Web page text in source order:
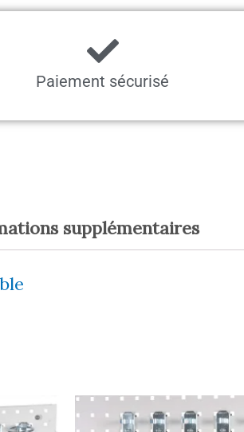
Paiement sécurisé
supplémentaires